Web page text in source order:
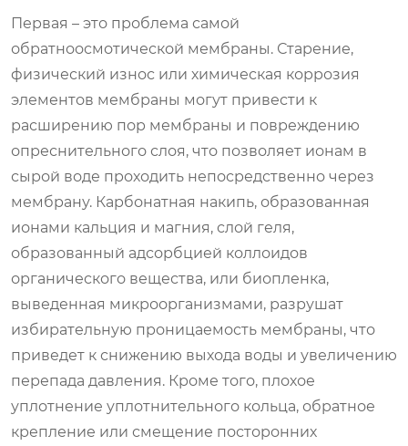
Первая – это проблема самой
обратноосмотической мембраны. Старение,
физический износ или химическая коррозия
элементов мембраны могут привести к
расширению пор мембраны и повреждению
опреснительного слоя, что позволяет ионам в
сырой воде проходить непосредственно через
мембрану. Карбонатная накипь, образованная
ионами кальция и магния, слой геля,
образованный адсорбцией коллоидов
органического вещества, или биопленка,
выведенная микроорганизмами, разрушат
избирательную проницаемость мембраны, что
приведет к снижению выхода воды и увеличению
перепада давления. Кроме того, плохое
уплотнение уплотнительного кольца, обратное
крепление или смещение посторонних